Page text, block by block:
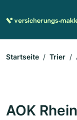
Startseite Trier
AOK